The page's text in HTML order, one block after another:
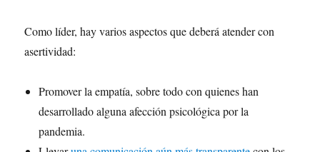
Como líder, hay varios aspectos que deberá atender con
asertividad:
Promover la empatía, sobre todo con quienes han
desarrollado alguna afección psicológica por la
pandemia.